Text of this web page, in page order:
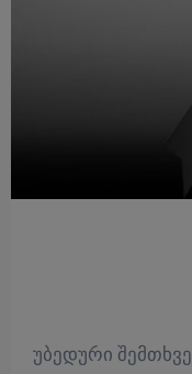
უბედური შემთხვევა მოხდა პანკისის ხეობაში –